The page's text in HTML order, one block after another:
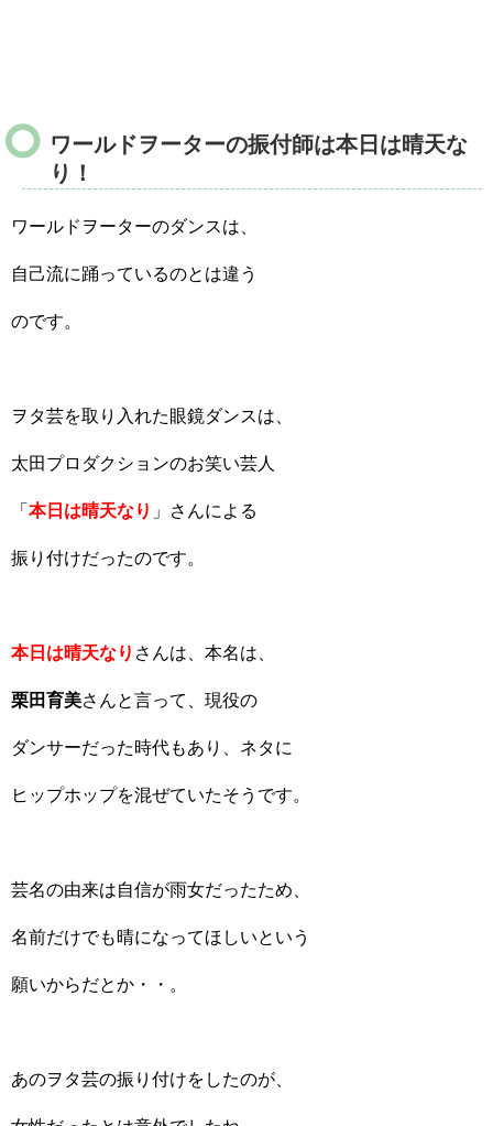
ワールドヲーターの振付師は本日は晴天な
り！
ワールドヲーターのダンスは、
自己流に踊っているのとは違う
のです。
ヲタ芸を取り入れた眼鏡ダンスは、
太田プロダクションのお笑い芸人
「 本日は晴天なり 」さんによる
振り付けだったのです。
本日は晴天なり さんは、本名は、
栗田育美さんと言って、現役の
ダンサーだった時代もあり、ネタに
ヒップホップを混ぜていたそうです。
芸名の由来は自信が雨女だったため、
名前だけでも晴になってほしいという
願いからだとか・・。
あのヲタ芸の振り付けをしたのが、